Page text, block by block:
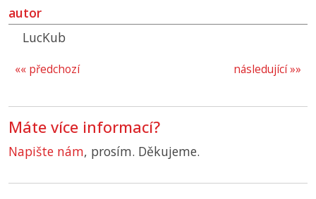
autor
LucKub
následující »»
«« předchozí
Máte více informací?
Napište nám, prosím. Děkujeme.